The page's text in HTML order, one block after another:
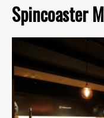
Spincoaster